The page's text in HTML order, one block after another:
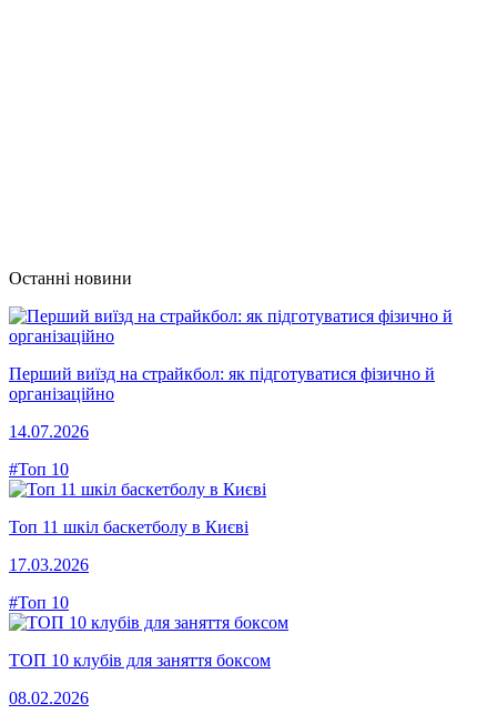
Останні новини
Перший виїзд на страйкбол: як підготуватися фізично й
організаційно
14.07.2026
#Топ 10
Топ 11 шкіл баскетболу в Києві
17.03.2026
#Топ 10
ТОП 10 клубів для заняття боксом
08.02.2026